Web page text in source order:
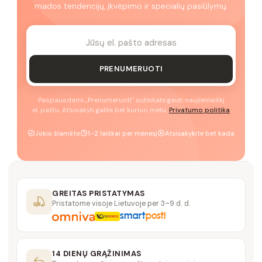
mados tendencijų, įkvėpimo ir specialių pasiūlymų.
PRENUMERUOTI
Paspausdami „Prenumeruoti" sutinkate gauti naujienlaiškį
el. paštu. Atsisakyti galite bet kuriuo metu. Privatumo politika
Jokio šlamšto 1–2 laiškai per mėnesį Atsisakykite bet kada
GREITAS PRISTATYMAS
Pristatome visoje Lietuvoje per 3–9 d. d.
14 DIENŲ GRĄŽINIMAS